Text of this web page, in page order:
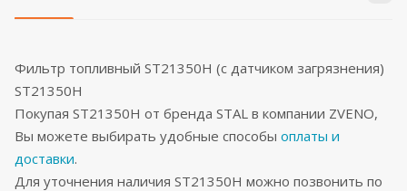
Фильтр топливный ST21350H (с датчиком загрязнения)
ST21350H
Покупая ST21350H от бренда STAL в компании ZVENO,
Вы можете выбирать удобные способы оплаты и
доставки.
Для уточнения наличия ST21350H можно позвонить по